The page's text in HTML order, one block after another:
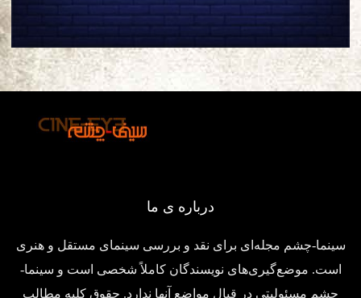
درباره ی ما
سینما-چشم مجله‌ای برای نقد و بررسی سینمای مستقل و هنری
است. موضع‌گیری‌های نویسندگان کاملاً شخصی است و سینما-
چشم مسئولیتی در قبال مواضع آنها ندارد. حقوق کلیه مطالب